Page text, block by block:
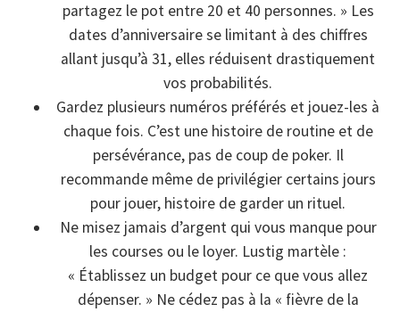
partagez le pot entre 20 et 40 personnes. » Les
dates d’anniversaire se limitant à des chiffres
allant jusqu’à 31, elles réduisent drastiquement
vos probabilités.
Gardez plusieurs numéros préférés et jouez-les à
chaque fois. C’est une histoire de routine et de
persévérance, pas de coup de poker. Il
recommande même de privilégier certains jours
pour jouer, histoire de garder un rituel.
Ne misez jamais d’argent qui vous manque pour
les courses ou le loyer. Lustig martèle :
« Établissez un budget pour ce que vous allez
dépenser. » Ne cédez pas à la « fièvre de la